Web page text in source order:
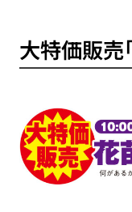
大特価販売